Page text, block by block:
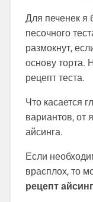
Для печенек я
песочного
размокнут,
основу торта.
рецепт теста.
Что касается
вариантов, от
айсинга.
Если
врасплох, то
рецепт